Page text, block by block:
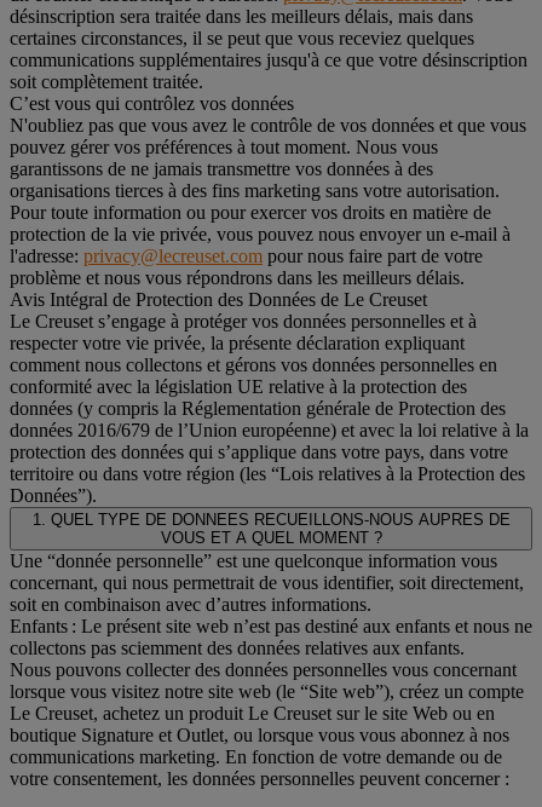
désinscription sera traitée dans les meilleurs délais, mais dans
certaines circonstances, il se peut que vous receviez quelques
communications supplémentaires jusqu'à ce que votre désinscription
soit complètement traitée.
C’est vous qui contrôlez vos données
N'oubliez pas que vous avez le contrôle de vos données et que vous
pouvez gérer vos préférences à tout moment. Nous vous
garantissons de ne jamais transmettre vos données à des
organisations tierces à des fins marketing sans votre autorisation.
Pour toute information ou pour exercer vos droits en matière de
protection de la vie privée, vous pouvez nous envoyer un e-mail à
l'adresse: privacy@lecreuset.com pour nous faire part de votre
problème et nous vous répondrons dans les meilleurs délais.
Avis Intégral de Protection des Données de Le Creuset
Le Creuset s’engage à protéger vos données personnelles et à
respecter votre vie privée, la présente déclaration expliquant
comment nous collectons et gérons vos données personnelles en
conformité avec la législation UE relative à la protection des
données (y compris la Réglementation générale de Protection des
données 2016/679 de l’Union européenne) et avec la loi relative à la
protection des données qui s’applique dans votre pays, dans votre
territoire ou dans votre région (les “Lois relatives à la Protection des
Données”).
1. QUEL TYPE DE DONNEES RECUEILLONS-NOUS AUPRES DE
VOUS ET A QUEL MOMENT ?
Une “donnée personnelle” est une quelconque information vous
concernant, qui nous permettrait de vous identifier, soit directement,
soit en combinaison avec d’autres informations.
Enfants : Le présent site web n’est pas destiné aux enfants et nous ne
collectons pas sciemment des données relatives aux enfants.
Nous pouvons collecter des données personnelles vous concernant
lorsque vous visitez notre site web (le “Site web”), créez un compte
Le Creuset, achetez un produit Le Creuset sur le site Web ou en
boutique Signature et Outlet, ou lorsque vous vous abonnez à nos
communications marketing. En fonction de votre demande ou de
votre consentement, les données personnelles peuvent concerner :